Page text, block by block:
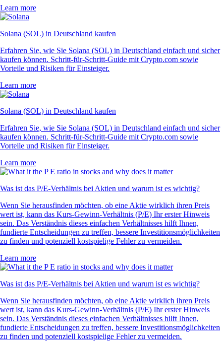
Learn more
Solana (SOL) in Deutschland kaufen
Erfahren Sie, wie Sie Solana (SOL) in Deutschland einfach und sicher
kaufen können. Schritt-für-Schritt-Guide mit Crypto.com sowie
Vorteile und Risiken für Einsteiger.
Learn more
Solana (SOL) in Deutschland kaufen
Erfahren Sie, wie Sie Solana (SOL) in Deutschland einfach und sicher
kaufen können. Schritt-für-Schritt-Guide mit Crypto.com sowie
Vorteile und Risiken für Einsteiger.
Learn more
Was ist das P/E-Verhältnis bei Aktien und warum ist es wichtig?
Wenn Sie herausfinden möchten, ob eine Aktie wirklich ihren Preis
wert ist, kann das Kurs-Gewinn-Verhältnis (P/E) Ihr erster Hinweis
sein. Das Verständnis dieses einfachen Verhältnisses hilft Ihnen,
fundierte Entscheidungen zu treffen, bessere Investitionsmöglichkeiten
zu finden und potenziell kostspielige Fehler zu vermeiden.
Learn more
Was ist das P/E-Verhältnis bei Aktien und warum ist es wichtig?
Wenn Sie herausfinden möchten, ob eine Aktie wirklich ihren Preis
wert ist, kann das Kurs-Gewinn-Verhältnis (P/E) Ihr erster Hinweis
sein. Das Verständnis dieses einfachen Verhältnisses hilft Ihnen,
fundierte Entscheidungen zu treffen, bessere Investitionsmöglichkeiten
zu finden und potenziell kostspielige Fehler zu vermeiden.